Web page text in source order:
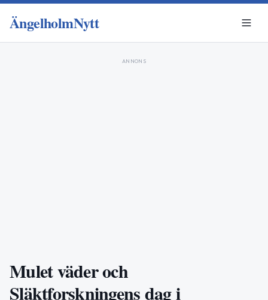
ÄngelholmNytt
ANNONS
Mulet väder och
Släktforskningens dag i